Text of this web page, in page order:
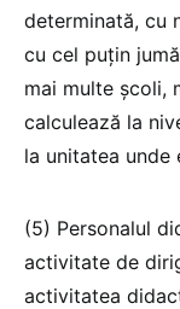
determinată, cu
cu cel puțin
mai multe școli,
calculează la
la unitatea
(5) Personalul
activitate de
activitatea